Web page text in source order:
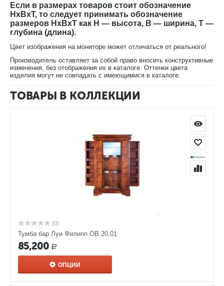
вишня;
лесной орех;
орех;
черный;
белая эмаль.
Комбинированный шкаф Луи Филипп ОВ 27.01 в любой
Если в размерах товаров стоит обозначение
HxBxT, то следует принимать обозначение
размеров HxBxT как H — высота, B — ширина, T —
глубина (длина).
Цвет изображения на мониторе может отличаться от реального!
Производитель оставляет за собой право вносить конструктивные
изменения, без отображения их в каталоге. Оттенки цвета
изделия могут не совпадать с имеющимися в каталоге.
ТОВАРЫ В КОЛЛЕКЦИИ
(0)
Тумба бар Луи Филипп ОВ 20.01
85,200 Р
ОПЦИИ